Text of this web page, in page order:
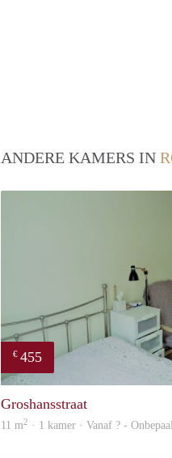
ANDERE KAMERS IN
€ 455
Groshansstraat
11 m2 · 1 kamer · Vanaf ? -